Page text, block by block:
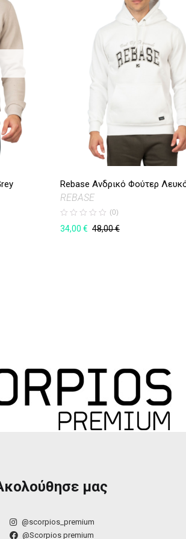
Rebase Ανδρικό Φούτερ
REBASE
(0)
34,00 € 48,00€
μας
@scorpios_premium
@Scorpios premium